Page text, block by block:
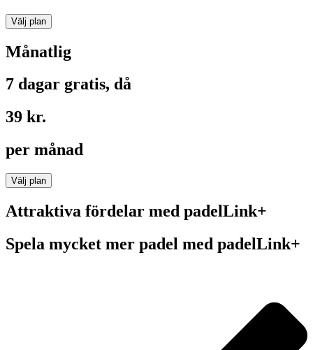
Välj plan
Månatlig
7 dagar gratis, då
39 kr.
per månad
Välj plan
Attraktiva fördelar med padelLink+
Spela mycket mer padel med padelLink+